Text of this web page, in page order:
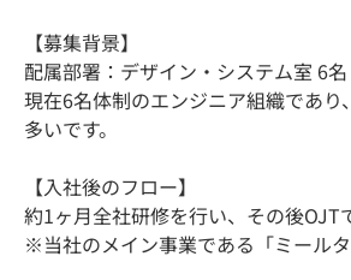
【募集背景】
配属部署：デザイン・システム室 6名
現在6名体制のエンジニア組織であ
多いです。
【入社後のフロー】
約1ヶ月全社研修を行い、その後OJT
※当社のメイン事業である「ミール